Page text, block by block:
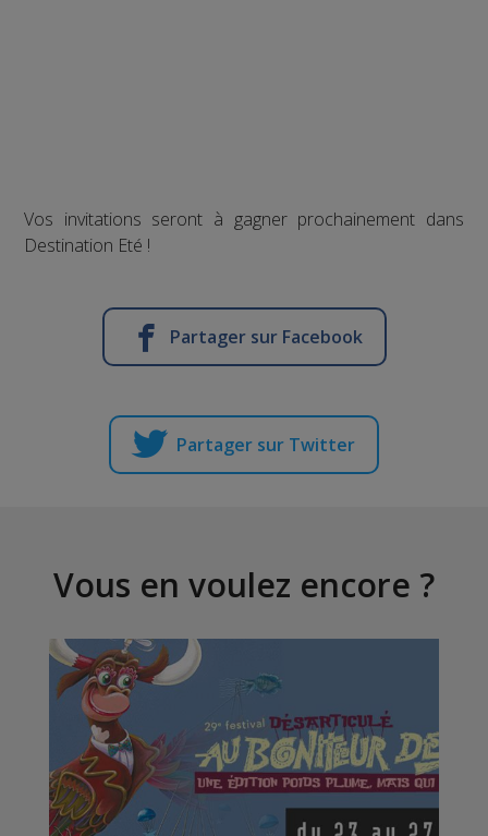
Vos invitations seront à gagner prochainement dans
Destination Eté !
Partager sur Facebook
Partager sur Twitter
Vous en voulez encore ?